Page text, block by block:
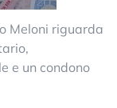
Meloni riguarda
e un condono